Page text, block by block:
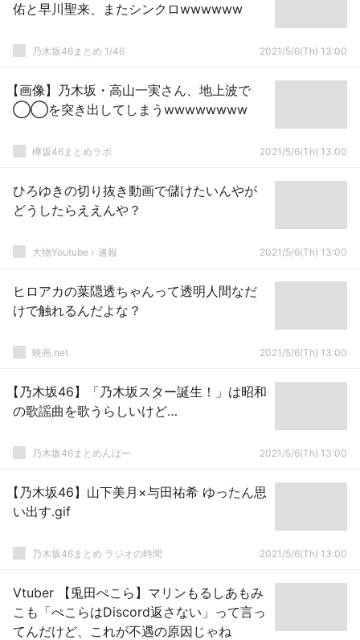
佑と早川聖来、またシンクロwwwwww
乃木坂46まとめ 1/46 2021/5/6(Th) 13:00
【画像】乃木坂・高山一実さん、地上波で
◯◯を突き出してしまうwwwwwwww
欅坂46まとめラボ 2021/5/6(Th) 13:00
ひろゆきの切り抜き動画で儲けたいんやが
どうしたらええんや？
大物Youtubeｒ速報 2021/5/6(Th) 13:00
ヒロアカの葉隠透ちゃんって透明人間なだ
けで触れるんだよな？
映画.net 2021/5/6(Th) 13:00
【乃木坂46】「乃木坂スター誕生！」は昭和
の歌謡曲を歌うらしいけど…
乃木坂46まとめんばー 2021/5/6(Th) 13:00
【乃木坂46】山下美月×与田祐希 ゆったん思
い出す.gif
乃木坂46まとめ ラジオの時間 2021/5/6(Th) 13:00
Vtuber 【兎田ぺこら】マリンもるしあもみ
こも「ぺこらはDiscord返さない」って言っ
てんだけど、これが不遇の原因じゃね